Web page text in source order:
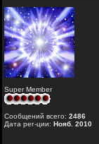
Super Member
Сообщений всего: 2486
Дата рег-ции: Нояб. 2010